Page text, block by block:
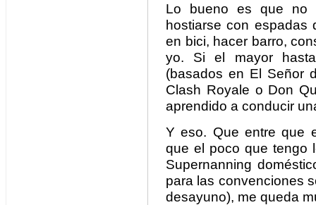
Lo bueno es que no
hostiarse con espadas
en bici, hacer barro,
yo. Si el mayor
(basados en El Señor
Clash Royale o Don
aprendido a conducir
Y eso. Que entre que
que el poco que tengo
Supernanning
para las convenciones
desayuno), me queda